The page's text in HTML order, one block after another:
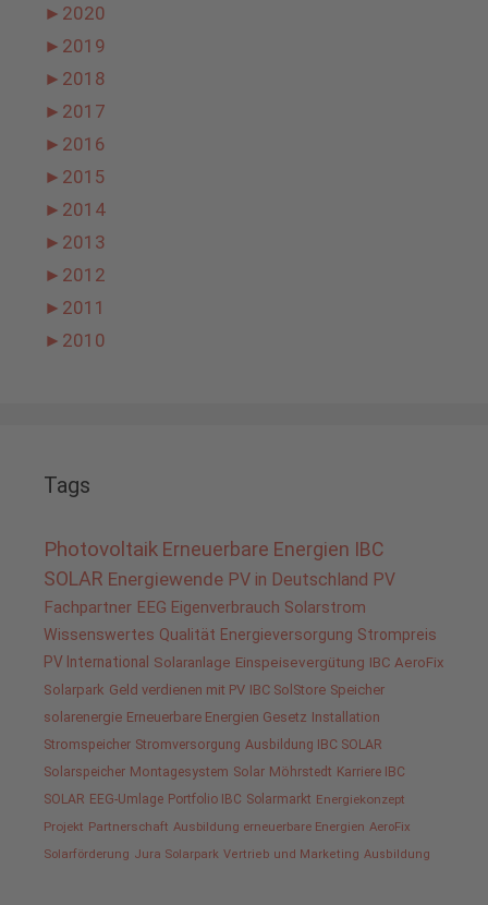
► 2020
► 2019
► 2018
► 2017
► 2016
► 2015
► 2014
► 2013
► 2012
► 2011
► 2010
Tags
Photovoltaik Erneuerbare Energien IBC
SOLAR Energiewende PV in Deutschland PV
Fachpartner EEG Eigenverbrauch Solarstrom
Wissenswertes Qualität Energieversorgung Strompreis
PV International Solaranlage Einspeisevergütung IBC AeroFix
Solarpark Geld verdienen mit PV IBC SolStore Speicher
solarenergie Erneuerbare Energien Gesetz Installation
Stromspeicher Stromversorgung Ausbildung IBC SOLAR
Solarspeicher Montagesystem Solar Möhrstedt Karriere IBC
SOLAR EEG-Umlage Portfolio IBC Solarmarkt Energiekonzept
Projekt Partnerschaft Ausbildung erneuerbare Energien AeroFix
Solarförderung Jura Solarpark Vertrieb und Marketing Ausbildung